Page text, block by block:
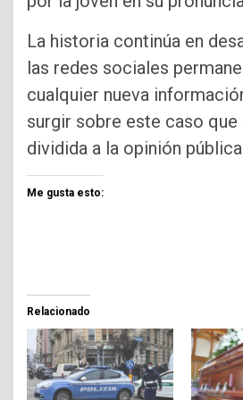
La historia continúa en
las redes sociales
cualquier nueva
surgir sobre este caso que
dividida a la opinión
Me gusta esto:
Relacionado